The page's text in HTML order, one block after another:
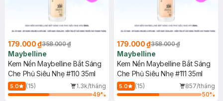
179.000 ₫358.000 ₫
Maybelline
Kem Nền Maybelline Bắt Sáng
Che Phủ Siêu Nhẹ #110 35ml
5.0 (15)
1.3k/tháng
49%
179.000 ₫358.000 ₫
Maybelline
Kem Nền Maybelline Bắt Sáng
Che Phủ Siêu Nhẹ #111 35ml
5.0 (15)
857/tháng
50%